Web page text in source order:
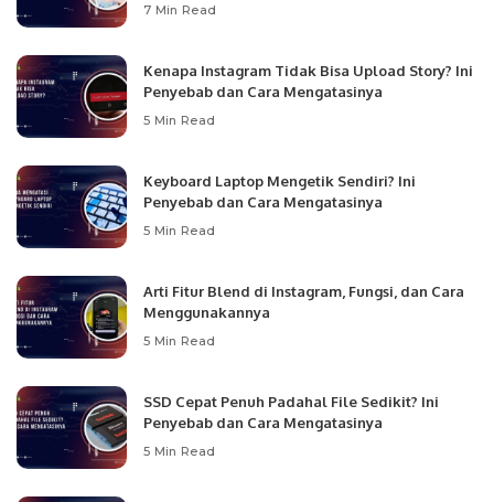
7 Min Read
Kenapa Instagram Tidak Bisa Upload Story? Ini
Penyebab dan Cara Mengatasinya
5 Min Read
Keyboard Laptop Mengetik Sendiri? Ini
Penyebab dan Cara Mengatasinya
5 Min Read
Arti Fitur Blend di Instagram, Fungsi, dan Cara
Menggunakannya
5 Min Read
SSD Cepat Penuh Padahal File Sedikit? Ini
Penyebab dan Cara Mengatasinya
5 Min Read